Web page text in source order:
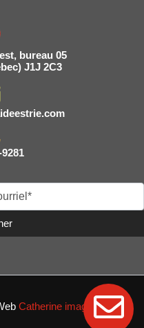
bureau 05
J1J 2C3
Catherine imagine